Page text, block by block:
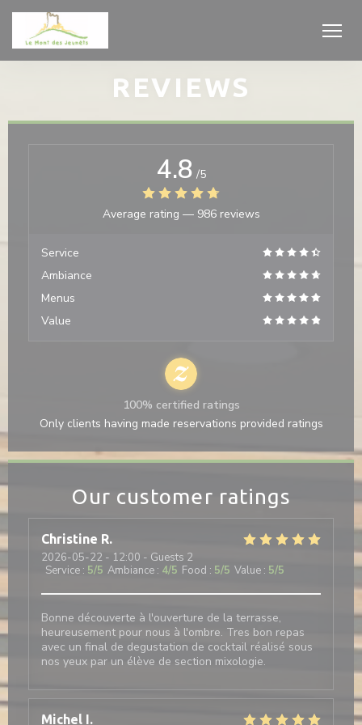
Personalizing your cookie choices
REVIEWS
Our customer ratings
Christine R
2026-05-22 - 12:00 - Guests 2
Service : 5/5 Ambiance : 4/5 Food : 5/5 Value : 5/5
Bonne découverte à l'ouverture de la terrasse,
heureusement pour nous à l'ombre. Tres bon repas
avec un final de degustation de cocktail réalisé sous
nos yeux par un élève de section mixologie.
Michel I
4.8 /5
Average rating — 986 reviews
Service
Ambiance
Menus
Value
100% certified ratings
Only clients having made reservations provided ratings